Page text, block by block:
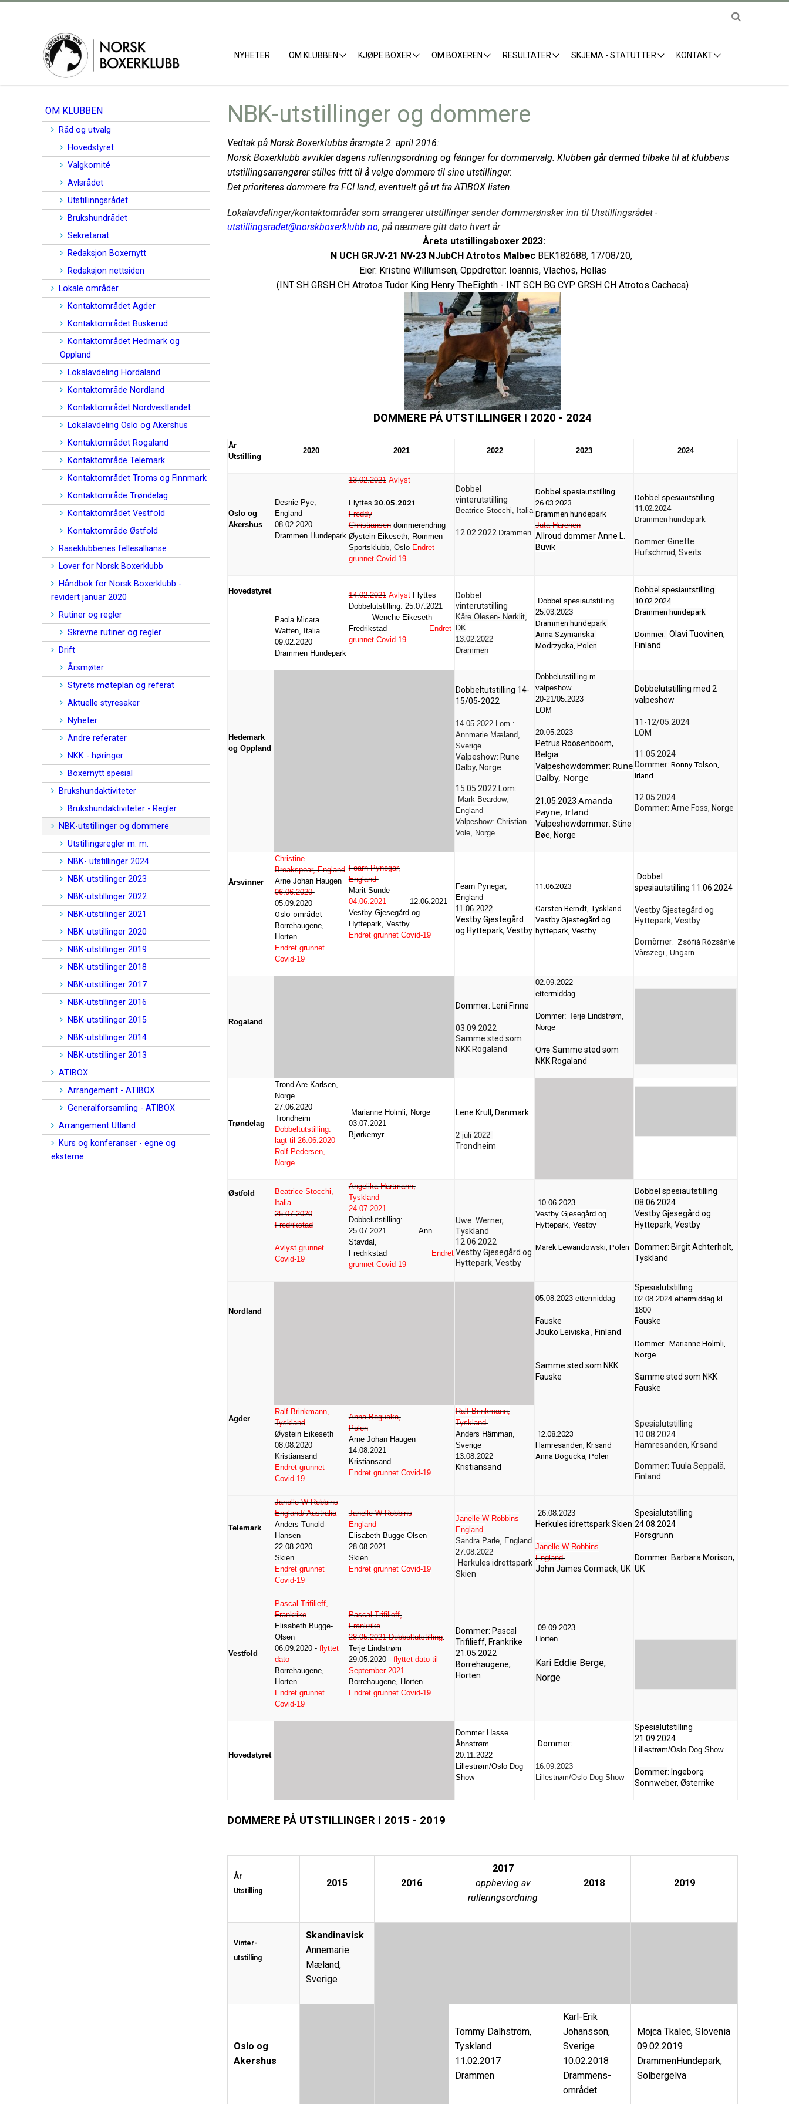
NYHETER OM KLUBBEN KJØPE BOXER OM BOXEREN RESULTATER SKJEMA - STATUTTER KONTAKT
OM KLUBBEN
Råd og utvalg
Hovedstyret
Valgkomité
Avlsrådet
Utstillinngsrådet
Brukshundrådet
Sekretariat
Redaksjon Boxernytt
Redaksjon nettsiden
Lokale områder
Kontaktområdet Agder
Kontaktområdet Buskerud
Kontaktområdet Hedmark og
Oppland
Lokalavdeling Hordaland
Kontaktområde Nordland
Kontaktområdet Nordvestlandet
Lokalavdeling Oslo og Akershus
Kontaktområdet Rogaland
Kontaktområde Telemark
Kontaktområdet Troms og Finnmark
Kontaktområde Trøndelag
Kontaktområdet Vestfold
Kontaktområde Østfold
Raseklubbenes fellesallianse
Lover for Norsk Boxerklubb
Håndbok for Norsk Boxerklubb -
revidert januar 2020
Rutiner og regler
Skrevne rutiner og regler
Drift
Årsmøter
Styrets møteplan og referat
Aktuelle styresaker
Nyheter
Andre referater
NKK - høringer
Boxernytt spesial
Brukshundaktiviteter
Brukshundaktiviteter - Regler
NBK-utstillinger og dommere
Utstillingsregler m. m.
NBK- utstillinger 2024
NBK-utstillinger 2023
NBK-utstillinger 2022
NBK-utstillinger 2021
NBK-utstillinger 2020
NBK-utstillinger 2019
NBK-utstillinger 2018
NBK-utstillinger 2017
NBK-utstillinger 2016
NBK-utstillinger 2015
NBK-utstillinger 2014
NBK-utstillinger 2013
ATIBOX
Arrangement - ATIBOX
Generalforsamling - ATIBOX
Arrangement Utland
Kurs og konferanser - egne og
eksterne
NBK-utstillinger og dommere
Vedtak på Norsk Boxerklubbs årsmøte 2. april 2016:
Norsk Boxerklubb avvikler dagens rulleringsordning og føringer for dommervalg. Klubben går dermed tilbake til at klubbens
utstillingsarrangører stilles fritt til å velge dommere til sine utstillinger.
Det prioriteres dommere fra FCI land, eventuelt gå ut fra ATIBOX listen.
Lokalavdelinger/kontaktområder som arrangerer utstillinger sender dommerønsker inn til Utstillingsrådet -
utstillingsradet@norskboxerklubb.no, på nærmere gitt dato hvert år
Årets utstillingsboxer 2023:
N UCH GRJV-21 NV-23 NJubCH Atrotos Malbec BEK182688, 17/08/20,
Eier: Kristine Willumsen, Oppdretter: Ioannis, Vlachos, Hellas
(INT SH GRSH CH Atrotos Tudor King Henry TheEighth - INT SCH BG CYP GRSH CH Atrotos Cachaca)
DOMMERE PÅ UTSTILLINGER I 2020 - 2024
År
Utstilling
2020 2021 2022 2023 2024
Oslo og
Akershus
Desnie Pye,
England
08.02.2020
Drammen Hundepark
13.02.2021Avlyst
Flyttes 30.05.2021
Freddy
Christiansendommerendring
Øystein Eikeseth, Rommen
Sportsklubb, Oslo Endret
grunnet Covid-19
Dobbel
vinterutstilling
Beatrice Stocchi, Italia
12.02.2022 Drammen
Dobbel spesiautstilling
26.03.2023
Drammen hundepark
Juta Harenen
Allroud dommer Anne L.
Buvik
Dobbel spesiautstilling
11.02.2024
Drammen hundepark
Dommer: Ginette
Hufschmid, Sveits
Hovedstyret
Paola Micara
Watten, Italia
09.02.2020
Drammen Hundepark
14.02.2021Avlyst Flyttes
Dobbelutstilling: 25.07.2021
Wenche Eikeseth
Fredrikstad
Endret
grunnet Covid-19
Dobbel
vinterutstilling
Kåre Olesen- Nørklit,
DK
13.02.2022
Drammen
Dobbel spesiautstilling
25.03.2023
Drammen hundepark
Anna Szymanska-
Modrzycka, Polen
Dobbel spesiautstilling
10.02.2024
Drammen hundepark
Dommer: Olavi Tuovinen,
Finland
Hedemark
og Oppland
Dobbeltutstilling 14-
15/05-2022
14.05.2022 Lom :
Annmarie Mæland,
Sverige
Valpeshow: Rune
Dalby, Norge
15.05.2022 Lom:
Mark Beardow,
England
Valpeshow: Christian
Vole, Norge
Dobbelutstilling m
valpeshow
20-21/05.2023
LOM
20.05.2023
Petrus Roosenboom,
Belgia
Valpeshowdommer: Rune
Dalby, Norge
21.05.2023 Amanda
Payne, Irland
Valpeshowdommer: Stine
Bøe, Norge
Dobbelutstilling med 2
valpeshow
11-12/05.2024
LOM
11.05.2024
Dommer: Ronny Tolson,
Irland
12.05.2024
Dommer: Arne Foss, Norge
Årsvinner
Christine
Breakspear, England
Arne Johan Haugen
06.06.2020
05.09.2020
Oslo-området
Borrehaugene,
Horten
Endret grunnet
Covid-19
Fearn Pynegar,
England
Marit Sunde
04.06.202112.06.2021
Vestby Gjesegård og
Hyttepark, Vestby
Endret grunnet Covid-19
Fearn Pynegar,
England
11.06.2022
Vestby Gjestegård
og Hyttepark, Vestby
11.06.2023
Carsten Berndt, Tyskland
Vestby Gjestegård og
hyttepark, Vestby
Dobbel
spesiautstilling 11.06.2024
Vestby Gjestegård og
Hyttepark, Vestby
Domòmer: Zsòfià Ròzsàn\e
Vàrszegi , Ungarn
Rogaland
Dommer: Leni Finne
03.09.2022
Samme sted som
NKK Rogaland
02.09.2022
ettermiddag
Dommer: Terje Lindstrøm,
Norge
Orre Samme sted som
NKK Rogaland
Trøndelag
Trond Are Karlsen,
Norge
27.06.2020
Trondheim
Dobbeltutstilling:
lagt til 26.06.2020
Rolf Pedersen,
Norge
Marianne Holmli, Norge
03.07.2021
Bjørkemyr
Lene Krull, Danmark
2 juli 2022
Trondheim
Østfold
Beatrice Stocchi,
Italia
25.07.2020
Fredrikstad
Avlyst grunnet
Covid-19
Angelika Hartmann,
Tyskland
24.07.2021
Dobbelutstilling:
25.07.2021 Ann
Stavdal,
Fredrikstad
Endret
grunnet Covid-19
Uwe Werner,
Tyskland
12.06.2022
Vestby Gjesegård og
Hyttepark, Vestby
10.06.2023
Vestby Gjesegård og
Hyttepark, Vestby
Marek Lewandowski, Polen
Dobbel spesiautstilling
08.06.2024
Vestby Gjesegård og
Hyttepark, Vestby
Dommer: Birgit Achterholt,
Tyskland
Nordland
05.08.2023 ettermiddag
Fauske
Jouko Leiviskä , Finland
Samme sted som NKK
Fauske
Spesialutstilling
02.08.2024 ettermiddag kl
1800
Fauske
Dommer: Marianne Holmli,
Norge
Samme sted som NKK
Fauske
Agder
Ralf Brinkmann,
Tyskland
Øystein Eikeseth
08.08.2020
Kristiansand
Endret grunnet
Covid-19
Anna Bogucka,
Polen
Arne Johan Haugen
14.08.2021
Kristiansand
Endret grunnet Covid-19
Ralf Brinkmann,
Tyskland
Anders Härnman,
Sverige
13.08.2022
Kristiansand
12.08.2023
Hamresanden, Kr.sand
Anna Bogucka, Polen
Spesialutstilling
10.08.2024
Hamresanden, Kr.sand
Dommer: Tuula Seppälä,
Finland
Telemark
Janelle W Robbins
England/ Australia
Anders Tunold-
Hansen
22.08.2020
Skien
Endret grunnet
Covid-19
Janelle W Robbins
England
Elisabeth Bugge-Olsen
28.08.2021
Skien
Endret grunnet Covid-19
Janelle W Robbins
England
Sandra Parle, England
27.08.2022
Herkules idrettspark
Skien
26.08.2023
Herkules idrettspark Skien
Janelle W Robbins
England
John James Cormack, UK
Spesialutstilling
24.08.2024
Porsgrunn
Dommer: Barbara Morison,
UK
Vestfold
Pascal Trifilieff,
Frankrike
Elisabeth Bugge-
Olsen
06.09.2020 - flyttet
dato
Borrehaugene,
Horten
Endret grunnet
Covid-19
Pascal Trifilieff,
Frankrike
28.05.2021 Dobbeltutstilling:
Terje Lindstrøm
29.05.2020 - flyttet dato til
September 2021
Borrehaugene, Horten
Endret grunnet Covid-19
Dommer: Pascal
Trifilieff, Frankrike
21.05.2022
Borrehaugene,
Horten
09.09.2023
Horten
Kari Eddie Berge,
Norge
Hovedstyret
Dommer Hasse
Åhnstrøm
20.11.2022
Lillestrøm/Oslo Dog
Show
Dommer:
16.09.2023
Lillestrøm/Oslo Dog Show
Spesialutstilling
21.09.2024
Lillestrøm/Oslo Dog Show
Dommer: Ingeborg
Sonnweber, Østerrike
DOMMERE PÅ UTSTILLINGER I 2015 - 2019
År
Utstilling
2015 2016
2017
oppheving av
rulleringsordning
2018 2019
Vinter-
utstilling
Skandinavisk
Annemarie
Mæland,
Sverige
Oslo og
Akershus
Tommy Dalhström,
Tyskland
11.02.2017
Drammen
Karl-Erik
Johansson,
Sverige
10.02.2018
Drammens-
området
Mojca Tkalec, Slovenia
09.02.2019
DrammenHundepark,
Solbergelva